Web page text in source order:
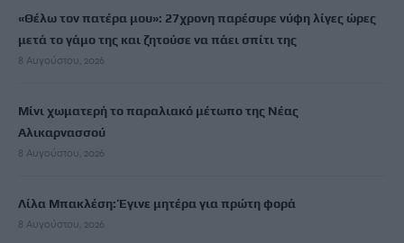
«Θέλω τον πατέρα μου»: 27χρονη παρέσυρε νύφη λίγες ώρες
μετά το γάμο της και ζητούσε να πάει σπίτι της
8 Αυγούστου, 2026
Μίνι χωματερή το παραλιακό μέτωπο της Νέας
Αλικαρνασσού
8 Αυγούστου, 2026
Λίλα Μπακλέση: Έγινε μητέρα για πρώτη φορά
8 Αυγούστου, 2026